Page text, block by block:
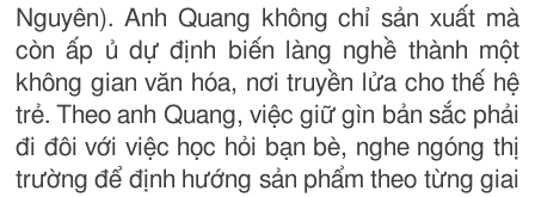
Nguyên). Anh Quang không chỉ sản xuất mà
còn ấp ủ dự định biến làng nghề thành một
không gian văn hóa, nơi truyền lửa cho thế hệ
trẻ. Theo anh Quang, việc giữ gìn bản sắc phải
đi đôi với việc học hỏi bạn bè, nghe ngóng thị
trường để định hướng sản phẩm theo từng giai